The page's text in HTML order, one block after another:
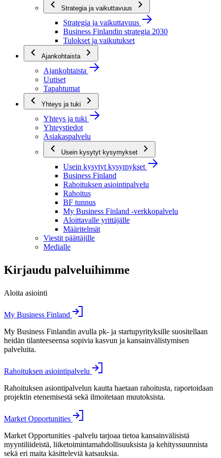
Strategia ja vaikuttavuus
Strategia ja vaikuttavuus
Business Finlandin strategia 2030
Tulokset ja vaikutukset
Ajankohtaista
Ajankohtaista
Uutiset
Tapahtumat
Yhteys ja tuki
Yhteys ja tuki
Yhteystiedot
Asiakaspalvelu
Usein kysytyt kysymykset
Usein kysytyt kysymykset
Business Finland
Rahoituksen asiointipalvelu
Rahoitus
BF tunnus
My Business Finland -verkkopalvelu
Aloittavalle yrittäjälle
Määritelmät
Viestit päättäjille
Medialle
Kirjaudu palveluihimme
Aloita asiointi
My Business Finland
My Business Finlandin avulla pk- ja startupyrityksille suositellaan
heidän tilanteeseensa sopivia kasvun ja kansainvälistymisen
palveluita.
Rahoituksen asiointipalvelu
Rahoituksen asiontipalvelun kautta haetaan rahoitusta, raportoidaan
projektin etenemisestä sekä ilmoitetaan muutoksista.
Market Opportunities
Market Opportunities -palvelu tarjoaa tietoa kansainvälisistä
myyntiliideistä, liiketoimintamahdollisuuksista ja kehityssuunnista
sekä eri maita käsitteleviä katsauksia.